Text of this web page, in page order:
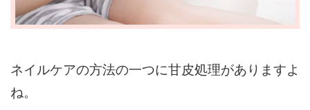
ネイルケアの方法の一つに甘皮処理がありますよ
ね。